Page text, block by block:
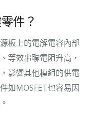
件？
板上的電解電容內部
等效串聯電阻升高，
影響其他模組的供電
如MOSFET也容易因